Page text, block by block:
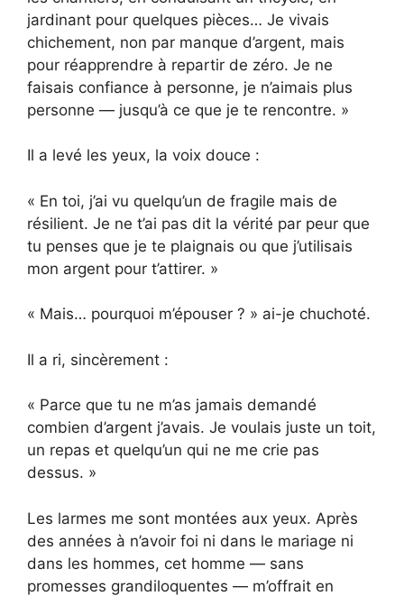
jardinant pour quelques pièces… Je vivais
chichement, non par manque d’argent, mais
pour réapprendre à repartir de zéro. Je ne
faisais confiance à personne, je n’aimais plus
personne — jusqu’à ce que je te rencontre. »
Il a levé les yeux, la voix douce :
« En toi, j’ai vu quelqu’un de fragile mais de
résilient. Je ne t’ai pas dit la vérité par peur que
tu penses que je te plaignais ou que j’utilisais
mon argent pour t’attirer. »
« Mais… pourquoi m’épouser ? » ai-je chuchoté.
Il a ri, sincèrement :
« Parce que tu ne m’as jamais demandé
combien d’argent j’avais. Je voulais juste un toit,
un repas et quelqu’un qui ne me crie pas
dessus. »
Les larmes me sont montées aux yeux. Après
des années à n’avoir foi ni dans le mariage ni
dans les hommes, cet homme — sans
promesses grandiloquentes — m’offrait en